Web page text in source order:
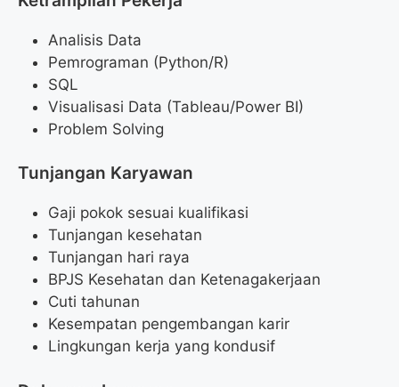
Analisis Data
Pemrograman (Python/R)
SQL
Visualisasi Data (Tableau/Power BI)
Problem Solving
Tunjangan Karyawan
Gaji pokok sesuai kualifikasi
Tunjangan kesehatan
Tunjangan hari raya
BPJS Kesehatan dan Ketenagakerjaan
Cuti tahunan
Kesempatan pengembangan karir
Lingkungan kerja yang kondusif